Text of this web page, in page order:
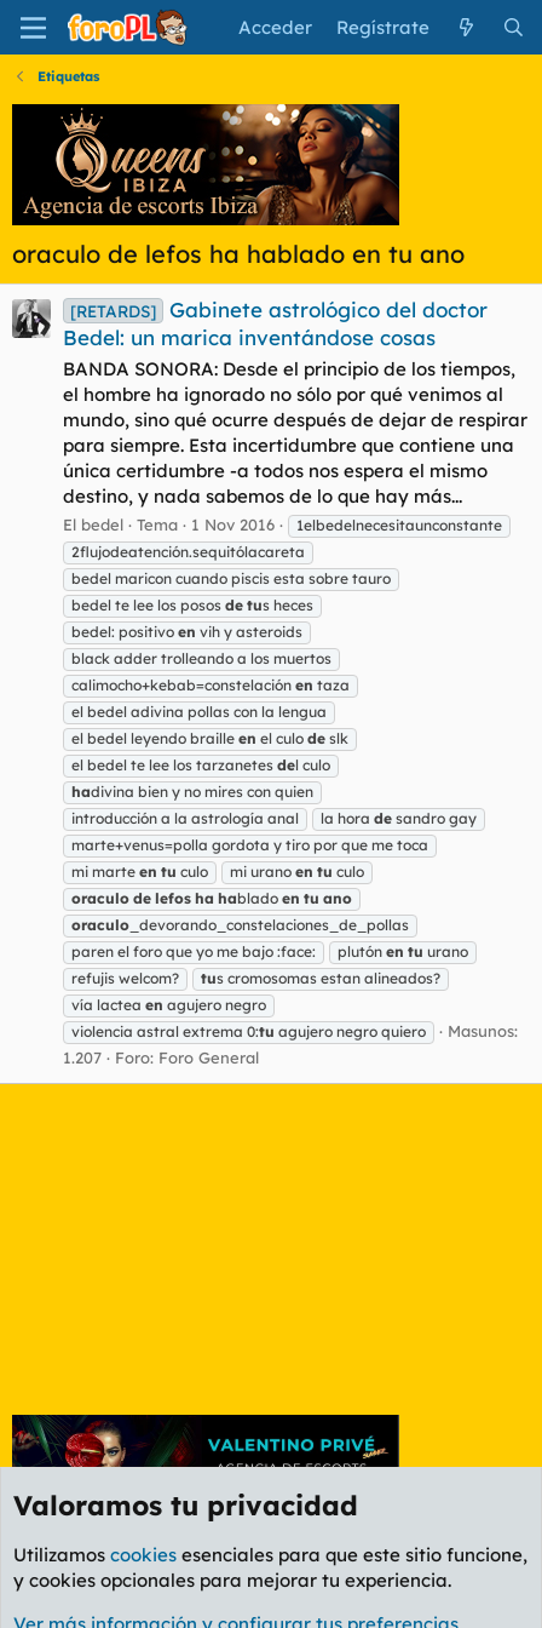
Acceder Regístrate
Etiquetas
oraculo de lefos ha hablado en tu ano
[RETARDS]
Gabinete astrológico del doctor
Bedel: un marica inventándose cosas
BANDA SONORA: Desde el principio de los tiempos,
el hombre ha ignorado no sólo por qué venimos al
mundo, sino qué ocurre después de dejar de respirar
para siempre. Esta incertidumbre que contiene una
única certidumbre -a todos nos espera el mismo
destino, y nada sabemos de lo que hay más...
El bedel Tema 1 Nov 2016
1elbedelnecesitaunconstante
2flujodeatención.sequitólacareta
bedel maricon cuando piscis esta sobre tauro
bedel te lee los posos de tus heces
bedel: positivo en vih y asteroids
black adder trolleando a los muertos
calimocho+kebab=constelación en taza
el bedel adivina pollas con la lengua
el bedel leyendo braille en el culo de slk
el bedel te lee los tarzanetes del culo
hadivina bien y no mires con quien
introducción a la astrología anal
la hora de sandro gay
marte+venus=polla gordota y tiro por que me toca
mi marte en tu culo mi urano en tu culo
oraculo de lefos ha hablado en tu ano
oraculo _devorando_constelaciones_de_pollas
paren el foro que yo me bajo :face:
plutón en tu urano
refujis welcom?
tus cromosomas estan alineados?
vía lactea en agujero negro
violencia astral extrema 0:tu agujero negro quiero
Masunos:
1.207
Foro: Foro General
Etiquetas
Valoramos tu privacidad
Utilizamos cookies esenciales para que este sitio funcione,
y cookies opcionales para mejorar tu experiencia.